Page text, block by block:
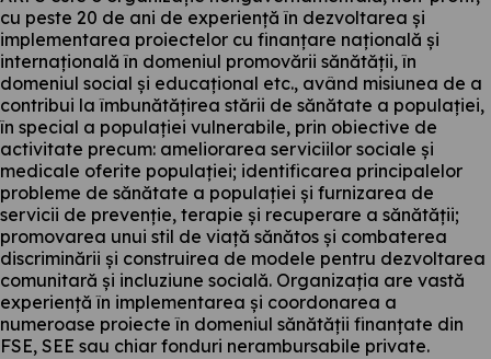
cu peste 20 de ani de experiență în dezvoltarea și
implementarea proiectelor cu finanțare națională și
internațională în domeniul promovării sănătății, în
domeniul social și educațional etc., având misiunea de a
contribui la îmbunătățirea stării de sănătate a populației,
în special a populației vulnerabile, prin obiective de
activitate precum: ameliorarea serviciilor sociale și
medicale oferite populației; identificarea principalelor
probleme de sănătate a populației și furnizarea de
servicii de prevenție, terapie și recuperare a sănătății;
promovarea unui stil de viață sănătos și combaterea
discriminării și construirea de modele pentru dezvoltarea
comunitară și incluziune socială. Organizația are vastă
experiență în implementarea și coordonarea a
numeroase proiecte în domeniul sănătății finanțate din
FSE, SEE sau chiar fonduri nerambursabile private.